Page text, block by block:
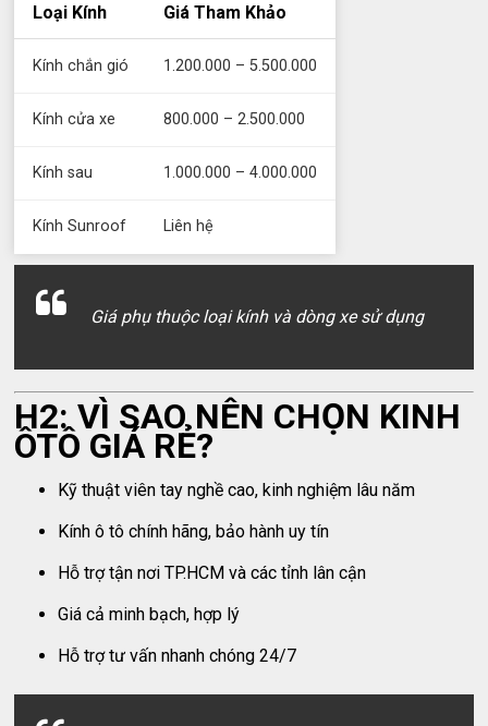
Loại Kính Giá Tham Khảo
Kính chắn gió 1.200.000 – 5.500.000
Kính cửa xe 800.000 – 2.500.000
Kính sau 1.000.000 – 4.000.000
Kính Sunroof Liên hệ
Giá phụ thuộc loại kính và dòng xe sử dụng
H2: VÌ SAO NÊN CHỌN KINH
ÔTÔ GIÁ RẺ?
Kỹ thuật viên tay nghề cao, kinh nghiệm lâu năm
Kính ô tô chính hãng, bảo hành uy tín
Hỗ trợ tận nơi TP.HCM và các tỉnh lân cận
Giá cả minh bạch, hợp lý
Hỗ trợ tư vấn nhanh chóng 24/7